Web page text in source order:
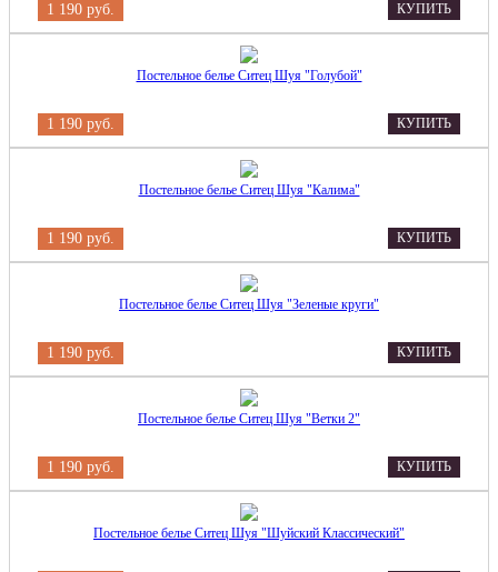
1 190 руб. КУПИТЬ
Постельное белье Ситец Шуя "Голубой"
1 190 руб. КУПИТЬ
Постельное белье Ситец Шуя "Калима"
1 190 руб. КУПИТЬ
Постельное белье Ситец Шуя "Зеленые круги"
1 190 руб. КУПИТЬ
Постельное белье Ситец Шуя "Ветки 2"
1 190 руб. КУПИТЬ
Постельное белье Ситец Шуя "Шуйский Классический"